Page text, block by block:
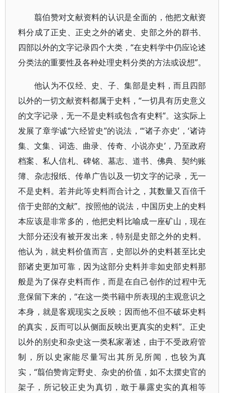
翦伯赞对文献资料的认识是全面的，他把文献资
料分成了正史、正史之外的诸史、史部之外的群书、
四部以外的文字记录四个大类，“在史料学中仍应论述
分类法的重要性及各种处理史料分类的方法或设想”。
他认为不仅经、史、子、集部是史料，而且四部
以外的一切文献资料都属于史料，“一切具有历史意义
的文字记录，无一不是史料或包含有史料”。这实际上
发展了章学诚“六经皆史”的说法，“‘诸子亦史’，‘诸诗
集、文集、词选、曲录、传奇、小说亦史’，乃至政府
档案、私人信札、碑铭、墓志、道书、佛典、契约账
簿、杂志报纸、传单广告以及一切文字的记录，无一
不是史料。若并此等史料而合计之，其数量又百倍千
倍于史部的文献”。按照他的说法，中国历史上的史料
本应该是非常多的，他把史料比喻成一座矿山，现在
大部分还没有被开发出来，特别是史部之外的史料。
他认为，就史料价值而言，史部以外的史料甚至比史
部诸史更加可靠，因为这部分史料并非如史部史料那
般是为了保存史料而作，而是在自己创作的过程中无
意保留下来的，“在这一类书籍中所表现的主观意识之
本身，就是客观现实之反映；因而他不但不破坏史料
的真实，反而可以从侧面反映出更真实的史料”。正史
以外的别史和杂史这一类私家著述，由于不受政府管
制，所以史家能尽量写出其所见所闻，也较为真
实，“翦伯赞肯定野史、杂史的价值，如不太摆史官的
架子，所记较正史为真切，敢于暴露史实的真相等